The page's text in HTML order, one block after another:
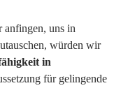
uns in
würden wir
in
für gelingende